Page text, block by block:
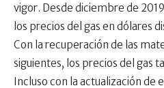
vigor. Desde diciembre de
los precios del gas en dólares
Con la recuperación de las
siguientes, los precios del gas
Incluso con la actualización de